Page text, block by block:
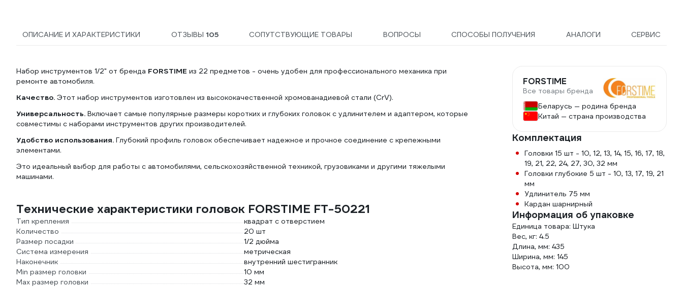
ОПИСАНИЕ И ХАРАКТЕРИСТИКИ ОТЗЫВЫ 105 СОПУТСТВУЮЩИЕ ТОВАРЫ ВОПРОСЫ СПОСОБЫ ПОЛУЧЕНИЯ АНАЛОГИ СЕРВИС
Набор инструментов 1/2" от бренда FORSTIME из 22 предметов - очень удобен для профессионального механика при
ремонте автомобиля.
Качество. Этот набор инструментов изготовлен из высококачественной хромованадиевой стали (CrV).
Универсальность. Включает самые популярные размеры коротких и глубоких головок с удлинителем и адаптером, которые
совместимы с наборами инструментов других производителей.
Удобство использования. Глубокий профиль головок обеспечивает надежное и прочное соединение с крепежными
элементами.
Это идеальный выбор для работы с автомобилями, сельскохозяйственной техникой, грузовиками и другими тяжелыми
машинами.
Технические характеристики головок FORSTIME FT-50221
Тип крепления
квадрат с отверстием
Количество
20 шт
Размер посадки
1/2 дюйма
Система измерения
метрическая
Наконечник
внутренний шестигранник
Min размер головки
10 мм
Max размер головки
32 мм
FORSTIME
Все товары бренда
Беларусь — родина бренда
Китай — страна производства
Комплектация
Головки 15 шт - 10, 12, 13, 14, 15, 16, 17, 18,
19, 21, 22, 24, 27, 30, 32 мм
Головки глубокие 5 шт - 10, 13, 17, 19, 21
мм
Удлинитель 75 мм
Кардан шарнирный
Информация об упаковке
Единица товара: Штука
Вес, кг: 4.5
Длина, мм: 435
Ширина, мм: 145
Высота, мм: 100